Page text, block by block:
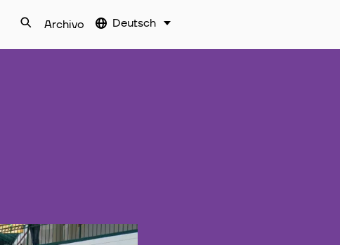
Archivo Deutsch